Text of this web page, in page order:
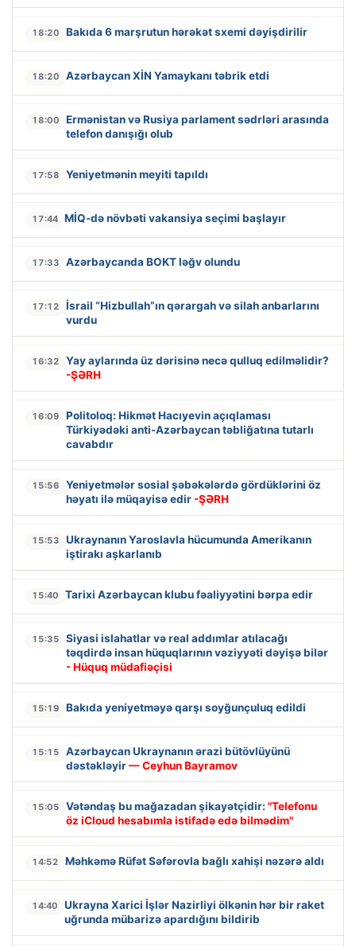
18:20 Bakıda 6 marşrutun hərəkət sxemi dəyişdirilir
18:20 Azərbaycan XİN Yamaykanı təbrik etdi
18:00
Ermənistan və Rusiya parlament sədrləri arasında
telefon danışığı olub
17:58 Yeniyetmənin meyiti tapıldı
17:44 MİQ-də növbəti vakansiya seçimi başlayır
17:33 Azərbaycanda BOKT ləğv olundu
17:12
İsrail “Hizbullah”ın qərargah və silah anbarlarını
vurdu
16:32
Yay aylarında üz dərisinə necə qulluq edilməlidir?
-ŞƏRH
16:09
Politoloq: Hikmət Hacıyevin açıqlaması
Türkiyədəki anti-Azərbaycan təbliğatına tutarlı
cavabdır
15:56
Yeniyetmələr sosial şəbəkələrdə gördüklərini öz
həyatı ilə müqayisə edir -ŞƏRH
15:53
Ukraynanın Yaroslavla hücumunda Amerikanın
iştirakı aşkarlanıb
15:40 Tarixi Azərbaycan klubu fəaliyyətini bərpa edir
15:35
Siyasi islahatlar və real addımlar atılacağı
təqdirdə insan hüquqlarının vəziyyəti dəyişə bilər
- Hüquq müdafiəçisi
15:19 Bakıda yeniyetməyə qarşı soyğunçuluq edildi
15:15
Azərbaycan Ukraynanın ərazi bütövlüyünü
dəstəkləyir— Ceyhun Bayramov
15:05 Vətəndaş bu mağazadan şikayətçidir: "Telefonu
öz iCloud hesabımla istifadə edə bilmədim"
14:52 Məhkəmə Rüfət Səfərovla bağlı xahişi nəzərə aldı
14:40
Ukrayna Xarici İşlər Nazirliyi ölkənin hər bir raket
uğrunda mübarizə apardığını bildirib